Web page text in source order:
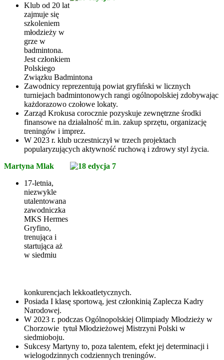
Klub od 20 lat
zajmuje się
szkoleniem
młodzieży w
grze w
badmintona.
Jest członkiem
Polskiego
Związku Badmintona
Zawodnicy reprezentują powiat gryfiński w licznych
turniejach badmintonowych rangi ogólnopolskiej zdobywając
każdorazowo czołowe lokaty.
Zarząd Krokusa corocznie pozyskuje zewnętrzne środki
finansowe na działalność m.in. zakup sprzętu, organizację
treningów i imprez.
W 2023 r. klub uczestniczył w trzech projektach
popularyzujących aktywność ruchową i zdrowy styl życia.
Martyna Mlak
17-letnia,
niezwykle
utalentowana
zawodniczka
MKS Hermes
Gryfino,
trenująca i
startująca aż
w siedmiu
konkurencjach lekkoatletycznych.
Posiada I klasę sportową, jest członkinią Zaplecza Kadry
Narodowej.
W 2023 r. podczas Ogólnopolskiej Olimpiady Młodzieży w
Chorzowie tytuł Młodzieżowej Mistrzyni Polski w
siedmioboju.
Sukcesy Martyny to, poza talentem, efekt jej determinacji i
wielogodzinnych codziennych treningów.